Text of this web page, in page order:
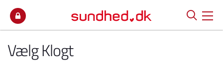
Vælg Klogt